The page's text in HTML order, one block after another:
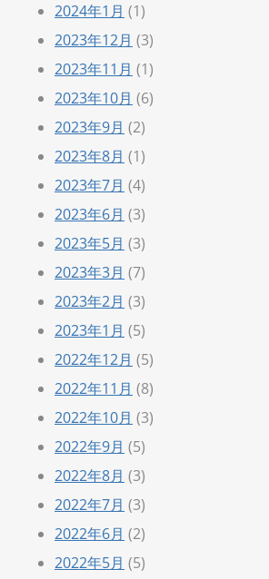
2024年1月 (1)
2023年12月 (3)
2023年11月 (1)
2023年10月 (6)
2023年9月 (2)
2023年8月 (1)
2023年7月 (4)
2023年6月 (3)
2023年5月 (3)
2023年3月 (7)
2023年2月 (3)
2023年1月 (5)
2022年12月 (5)
2022年11月 (8)
2022年10月 (3)
2022年9月 (5)
2022年8月 (3)
2022年7月 (3)
2022年6月 (2)
2022年5月 (5)